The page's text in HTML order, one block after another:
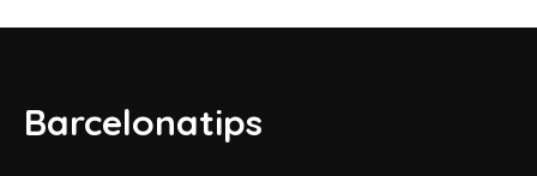
Barcelonatips